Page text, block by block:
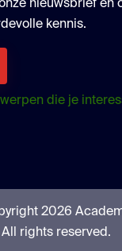
nieuwsbrief en
kennis.
die je
2026
All rights reserved.